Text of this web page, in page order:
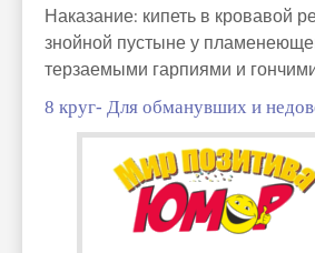
Наказание: кипеть в кровавой
знойной пустыне у
терзаемыми гарпиями и
8 круг- Для обманувших и